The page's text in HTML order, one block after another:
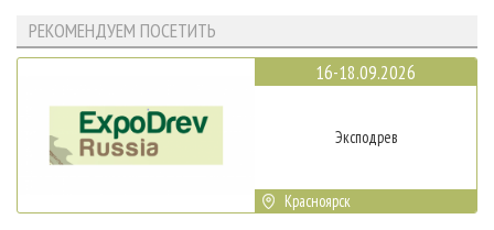
РЕКОМЕНДУЕМ ПОСЕТИТЬ
16-18.09.2026
Эксподрев
Красноярск